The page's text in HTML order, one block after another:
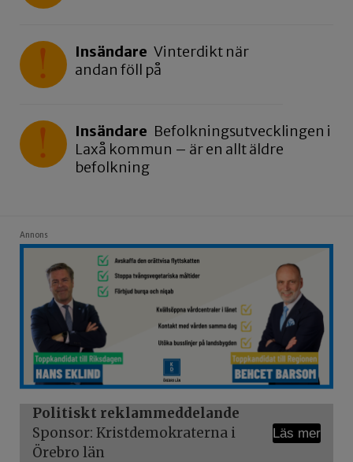
Insändare Vinterdikt när
andan föll på
Insändare Befolkningsutvecklingen i
Laxå kommun – är en allt äldre
befolkning
Annons
Politiskt reklammeddelande
Sponsor: Kristdemokraterna i
Örebro län
Läs mer